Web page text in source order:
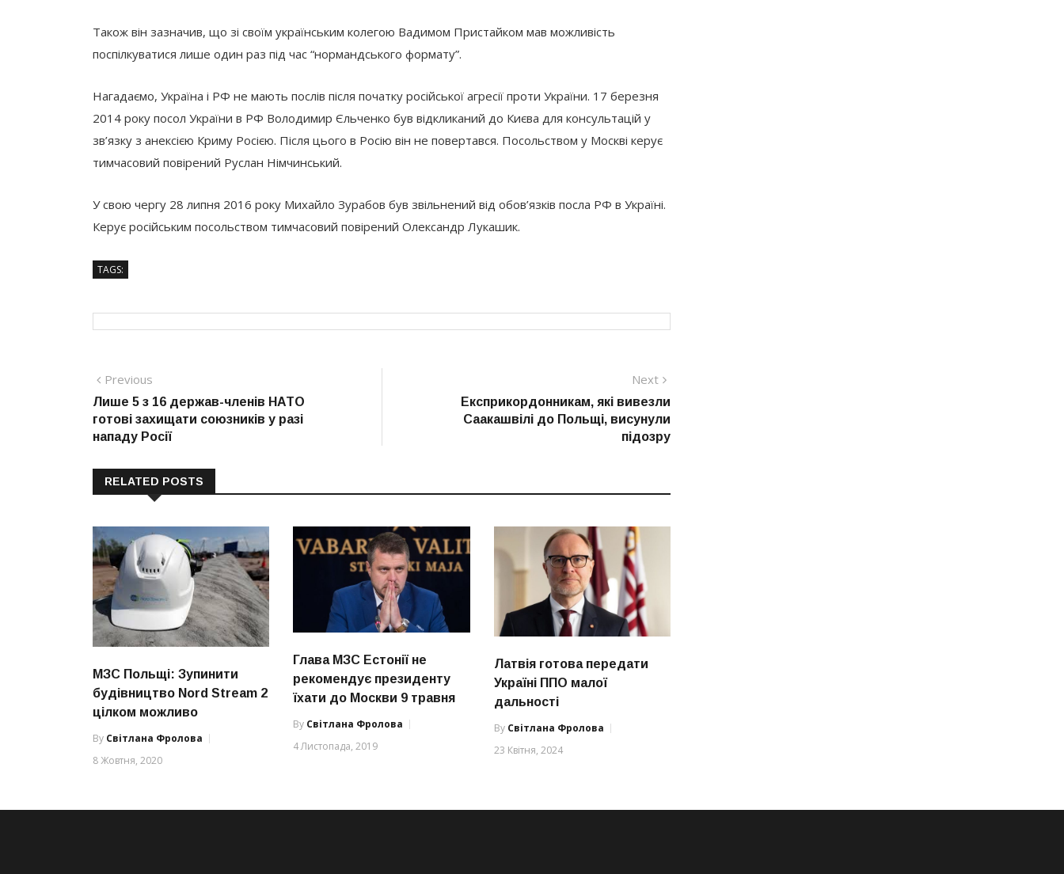
Також він зазначив, що зі своїм українським колегою Вадимом Пристайком мав можливість
поспілкуватися лише один раз під час “нормандського формату”.
Нагадаємо, Україна і РФ не мають послів після початку російської агресії проти України. 17 березня
2014 року посол України в РФ Володимир Єльченко був відкликаний до Києва для консультацій у
зв’язку з анексією Криму Росією. Після цього в Росію він не повертався. Посольством у Москві керує
тимчасовий повірений Руслан Німчинський.
У свою чергу 28 липня 2016 року Михайло Зурабов був звільнений від обов’язків посла РФ в Україні.
Керує російським посольством тимчасовий повірений Олександр Лукашик.
TAGS:
Навігація
записів
Previous
post:
Лише 5 з 16 держав-членів НАТО
готові захищати союзників у разі
нападу Росії
Next
Експрикордонникам, які вивезли
Саакашвілі до Польщі, висунули
підозру
RELATED POSTS
МЗС Польщі: Зупинити
будівництво Nord Stream 2
цілком можливо
By Світлана Фролова
8 Жовтня, 2020
Глава МЗС Естонії не
рекомендує президенту
їхати до Москви 9 травня
By Світлана Фролова
4 Листопада, 2019
Латвія готова передати
Україні ППО малої
дальності
By Світлана Фролова
23 Квітня, 2024